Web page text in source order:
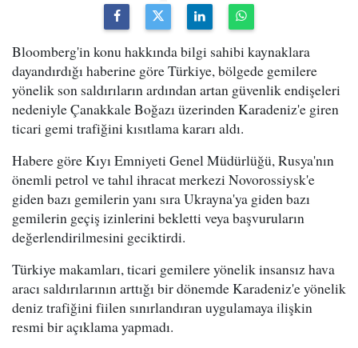
Bloomberg'in konu hakkında bilgi sahibi kaynaklara
dayandırdığı haberine göre Türkiye, bölgede gemilere
yönelik son saldırıların ardından artan güvenlik endişeleri
nedeniyle Çanakkale Boğazı üzerinden Karadeniz'e giren
ticari gemi trafiğini kısıtlama kararı aldı.
Habere göre Kıyı Emniyeti Genel Müdürlüğü, Rusya'nın
önemli petrol ve tahıl ihracat merkezi Novorossiysk'e
giden bazı gemilerin yanı sıra Ukrayna'ya giden bazı
gemilerin geçiş izinlerini bekletti veya başvuruların
değerlendirilmesini geciktirdi.
Türkiye makamları, ticari gemilere yönelik insansız hava
aracı saldırılarının arttığı bir dönemde Karadeniz'e yönelik
deniz trafiğini fiilen sınırlandıran uygulamaya ilişkin
resmi bir açıklama yapmadı.